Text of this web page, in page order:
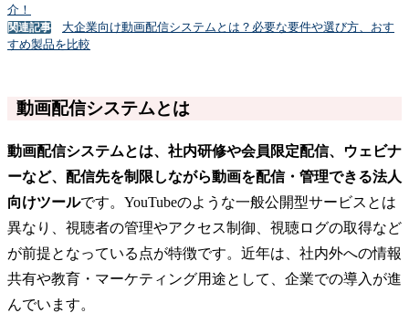
介！
関連記事
大企業向け動画配信システムとは？必要な要件や選び方、おす
すめ製品を比較
動画配信システムとは
動画配信システムとは、社内研修や会員限定配信、ウェビナ
ーなど、配信先を制限しながら動画を配信・管理できる法人
向けツールです。YouTubeのような一般公開型サービスとは
異なり、視聴者の管理やアクセス制御、視聴ログの取得など
が前提となっている点が特徴です。近年は、社内外への情報
共有や教育・マーケティング用途として、企業での導入が進
んでいます。